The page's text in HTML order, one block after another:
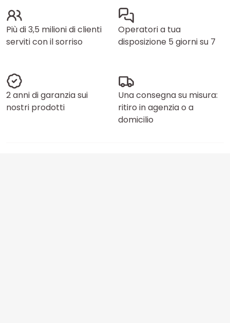
Più di 3,5 milioni di clienti
serviti con il sorriso
Operatori a tua
disposizione 5 giorni su 7
2 anni di garanzia sui
nostri prodotti
Una consegna su misura:
ritiro in agenzia o a
domicilio